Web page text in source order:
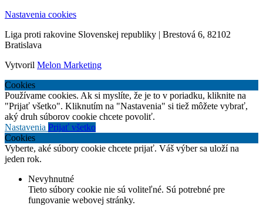
Nastavenia cookies
Liga proti rakovine Slovenskej republiky | Brestová 6, 82102
Bratislava
Vytvoril Melon Marketing
Cookies
Používame cookies. Ak si myslíte, že je to v poriadku, kliknite na
"Prijať všetko". Kliknutím na "Nastavenia" si tiež môžete vybrať,
aký druh súborov cookie chcete povoliť.
Nastavenia Prijať všetko
Cookies
Vyberte, aké súbory cookie chcete prijať. Váš výber sa uloží na
jeden rok.
Nevyhnutné
Tieto súbory cookie nie sú voliteľné. Sú potrebné pre
fungovanie webovej stránky.